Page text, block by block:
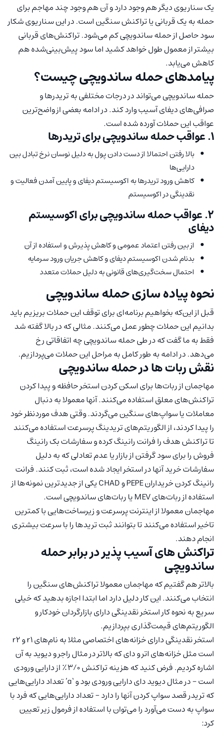
یک سناریوی دیگر هم وجود دارد و آن هم وجود چند مهاجم برای
حمله به یک قربانی یا تراکنش سنگین است. در این سناریوی شکار
سود حاصل از حمله ساندویچی کم می‌شود. تراکنش‌های قربانی
بیشتر از معمول طول خواهد کشید اما سود پیش‌بینی‌شده هم
کاهش می‌یابد.
پیامدهای حمله ساندویچی چیست؟
حمله ساندویچی می‌تواند در درجات مختلفی به تریدرها و
صرافی‌های دیفای آسیب وارد کند. در ادامه بعضی از واضح‌ترین
عواقب این حملات آورده شده است.
۱. عواقب حمله ساندویچی برای تریدرها
بالا رفتن احتمالا از دست دادن پول به دلیل نوسان نرخ تبادل بین
دارایی‌ها
کاهش ورود تریدرها به اکوسیستم دیفای و پایین آمدن فعالیت و
نقدینگی در اکوسیستم
۲. عواقب حمله ساندویچی برای اکوسیستم
دیفای
از بین رفتن اعتماد عمومی و کاهش پذیرش و استفاده از آن
بدنام شدن اکوسیستم دیفای و کاهش جریان ورود سرمایه
احتمال سخت‌گیری‌های قانونی به دلیل حملات متعدد
نحوه پیاده سازی حمله ساندویچی
قبل از این‌که بخواهیم برنامه‌ای برای توقف این حملات بریزیم باید
بدانیم این حملات چطور عمل می‌کنند. مثالی که در بالا گفته شد
فقط به ما گفت که در طی حمله ساندویچی چه اتفاقاتی رخ
می‌دهد. در ادامه به طور کامل به مراحل این حملات می‌پردازیم.
نقش ربات ها در حمله ساندویچی
مهاجمان از ربات‌ها برای اسکن کردن استخر حافظه و پیدا کردن
تراکنش‌های معلق استفاده می‌کنند. آنها معمولا به دنبال
معاملات یا سواپ‌های سنگین می‌گردند. وقتی هدف موردنظر خود
را پیدا کردند، از الگوریتم‌های تریدینگ پرسرعت استفاده می‌کنند
تا تراکنش هدف را فرانت رانینگ کرده و سفارشات بک رانینگ
فروش را برای سود گرفتن از بازار یا عدم تعادلی که به دلیل
سفارشات خرید آنها در استخر ایجاد شده است، ثبت کنند. فرانت
رانینگ کردن خریداران PEPE و CHAD یکی از جدیدترین نمونه‌ها از
استفاده از ربات‌های MEV یا ربات‌های ساندویچی است.
مهاجمان معمولا از اینترنت پرسرعت و زیرساخت‌هایی با کمترین
تاخیر استفاده می‌کنند تا بتوانند ثبت تریدها را با سرعت بیشتری
انجام دهند.
تراکنش های آسیب پذیر در برابر حمله
ساندویچی
بالاتر هم گفتیم که مهاجمان معمولا تراکنش‌های سنگین را
انتخاب می‌کنند. این کار دلیل دارد اما ابتدا اجازه بدهید که خیلی
سریع به نحوه کار استخر نقدینگی دارای بازارگردان خودکار و
الگوریتم‌های قیمت‌گذاری بپردازیم.
استخر نقدینگی دارای خزانه‌های اختصاصی مثلا به نام‌های r1 و r2
است مثل خزانه‌های اتر و دای که بالاتر در مثال راجر و دیوید به آن
اشاره کردیم. فرض کنید که هزینه تراکنش ۳/۰٪ از دارایی ورودی
است – در مثال دیوید دای دارایی ورودی بود و ‘a’ تعداد دارایی‌هایی
که تریدر قصد سواپ کردن آنها را دارد – تعداد دارایی‌هایی که فرد با
سواپ به دست می‌آورد را می‌توان با استفاده از فرمول زیر تعیین
کرد: